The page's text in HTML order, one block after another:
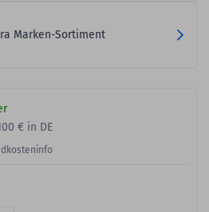
Marken-Sortiment
€ in DE